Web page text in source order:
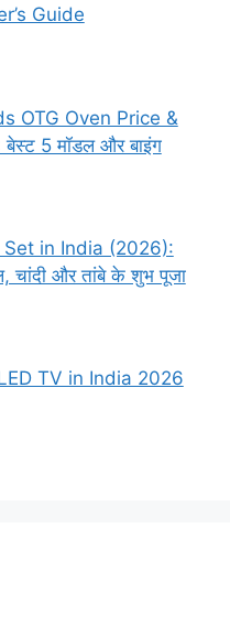
Guide
OTG Oven Price &
5 मॉडल और बाइंग
in India (2026):
चांदी और तांबे के शुभ पूजा
TV in India 2026